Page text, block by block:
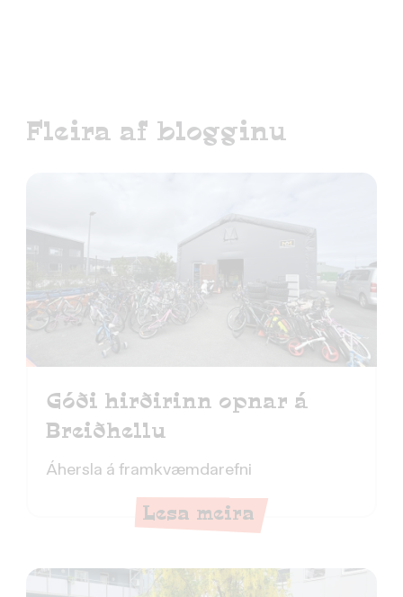
Fleira af blogginu
Góði hirðirinn opnar á
Breiðhellu
Áhersla á framkvæmdarefni
Lesa meira